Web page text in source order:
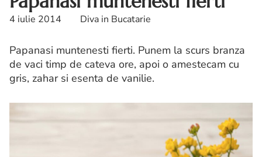
4 iulie 2014 Diva in Bucatarie
Papanasi muntenesti fierti. Punem la scurs branza
de vaci timp de cateva ore, apoi o amestecam cu
gris, zahar si esenta de vanilie.